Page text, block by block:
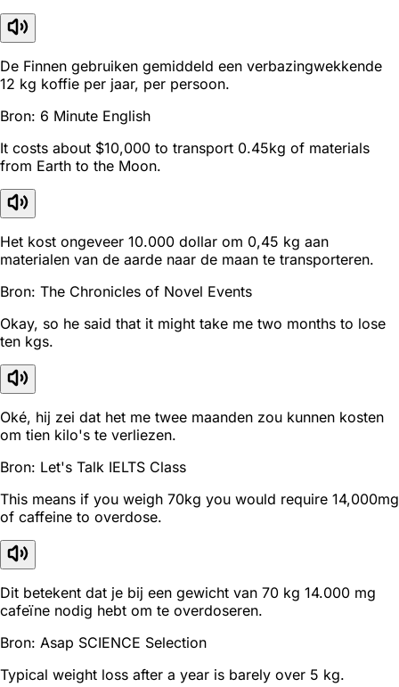
De Finnen gebruiken gemiddeld een verbazingwekkende
12 kg koffie per jaar, per persoon.
Bron: 6 Minute English
It costs about $10,000 to transport 0.45kg of materials
from Earth to the Moon.
Het kost ongeveer 10.000 dollar om 0,45 kg aan
materialen van de aarde naar de maan te transporteren.
Bron: The Chronicles of Novel Events
Okay, so he said that it might take me two months to lose
ten kgs.
Oké, hij zei dat het me twee maanden zou kunnen kosten
om tien kilo's te verliezen.
Bron: Let's Talk IELTS Class
This means if you weigh 70kg you would require 14,000mg
of caffeine to overdose.
Dit betekent dat je bij een gewicht van 70 kg 14.000 mg
cafeïne nodig hebt om te overdoseren.
Bron: Asap SCIENCE Selection
Typical weight loss after a year is barely over 5 kg.